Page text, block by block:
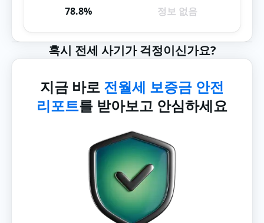
78.8% 정보 없음
혹시 전세 사기가 걱정이신가요?
지금 바로 전월세 보증금 안전
리포트를 받아보고 안심하세요